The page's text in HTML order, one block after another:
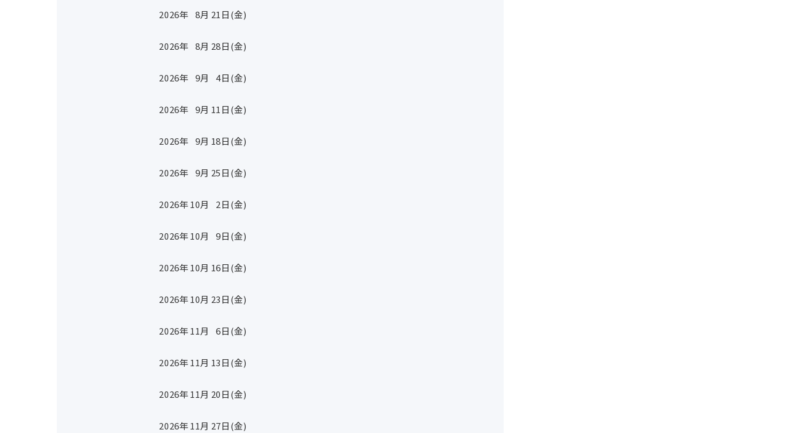
2026年 8月 21 日(金)
2026年 8月 28日(金)
2026年 9月 4日(金)
2026年 9月 11 日(金)
2026年 9月 18日(金)
2026年 9月 25日(金)
2026年10月 2日(金)
2026年10月 9日(金)
2026年10月 16日(金)
2026年10月 23日(金)
2026年11月 6日(金)
2026年11月 13日(金)
2026年11月 20日(金)
2026年11月 27日(金)